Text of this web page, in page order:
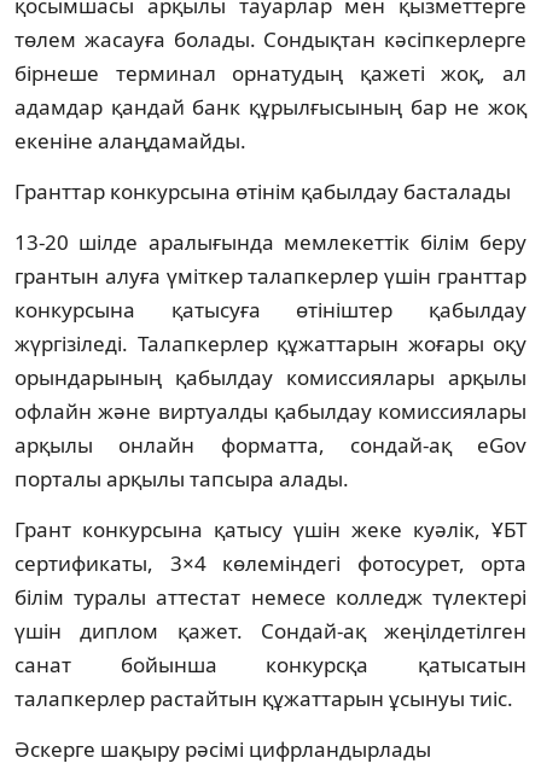
төлем жасауға болады. Сондықтан кәсіпкерлерге
бірнеше терминал орнатудың қажеті жоқ, ал
адамдар қандай банк құрылғысының бар не жоқ
екеніне алаңдамайды.
Гранттар конкурсына өтінім қабылдау басталады
13-20 шілде аралығында мемлекеттік білім беру
грантын алуға үміткер талапкерлер үшін гранттар
конкурсына қатысуға өтініштер қабылдау
жүргізіледі. Талапкерлер құжаттарын жоғары оқу
орындарының қабылдау комиссиялары арқылы
офлайн және виртуалды қабылдау комиссиялары
арқылы онлайн форматта, сондай-ақ eGov
порталы арқылы тапсыра алады.
Грант конкурсына қатысу үшін жеке куәлік, ҰБТ
сертификаты, 3×4 көлеміндегі фотосурет, орта
білім туралы аттестат немесе колледж түлектері
үшін диплом қажет. Сондай-ақ жеңілдетілген
санат бойынша конкурсқа қатысатын
талапкерлер растайтын құжаттарын ұсынуы тиіс.
Әскерге шақыру рәсімі цифрландырлады